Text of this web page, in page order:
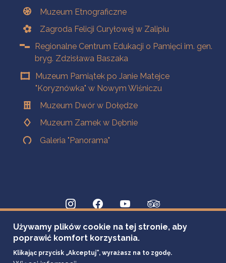
Muzeum Etnograficzne
Zagroda Felicji Curyłowej w Zalipiu
Regionalne Centrum Edukacji o Pamięci im. gen.
bryg. Zdzisława Baszaka
Muzeum Pamiątek po Janie Matejce
"Koryznówka" w Nowym Wiśniczu
Muzeum Dwór w Dołędze
Muzeum Zamek w Dębnie
Galeria "Panorama"
Używamy plików cookie na tej stronie, aby
poprawić komfort korzystania.
Klikając przycisk „Akceptuj”, wyrażasz na to zgodę.